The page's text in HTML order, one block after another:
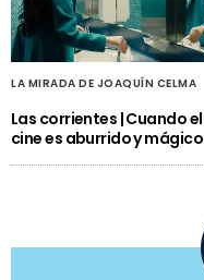
LA MIRADA DE JOAQUÍN CELMA
Las corrientes | Cuando el
cine es aburrido y mágico